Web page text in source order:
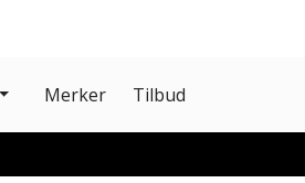
Merker Tilbud